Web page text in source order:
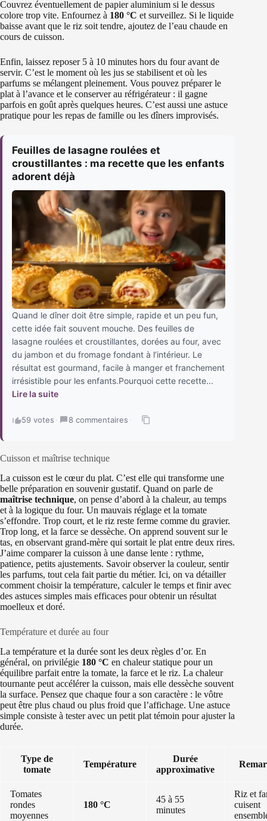
Couvrez éventuellement de papier aluminium si le dessus
colore trop vite. Enfournez à 180 °C et surveillez. Si le liquide
baisse avant que le riz soit tendre, ajoutez de l’eau chaude en
cours de cuisson.
Enfin, laissez reposer 5 à 10 minutes hors du four avant de
servir. C’est le moment où les jus se stabilisent et où les
parfums se mélangent pleinement. Vous pouvez préparer le
plat à l’avance et le conserver au réfrigérateur : il gagne
parfois en goût après quelques heures. C’est aussi une astuce
pratique pour les repas de famille ou les dîners improvisés.
Feuilles de lasagne roulées et
croustillantes : ma recette que les enfants
adorent déjà
Quand le dîner doit être simple, rapide et un peu fun,
cette idée fait souvent mouche. Des feuilles de
lasagne roulées et croustillantes, dorées au four, avec
du jambon et du fromage fondant à l’intérieur. Le
résultat est gourmand, facile à manger et franchement
irrésistible pour les enfants.Pourquoi cette recette...
Lire la suite
59 votes · 8 commentaires ·
Cuisson et maîtrise technique
La cuisson est le cœur du plat. C’est elle qui transforme une
belle préparation en souvenir gustatif. Quand on parle de
maîtrise technique, on pense d’abord à la chaleur, au temps
et à la logique du four. Un mauvais réglage et la tomate
s’effondre. Trop court, et le riz reste ferme comme du gravier.
Trop long, et la farce se dessèche. On apprend souvent sur le
tas, en observant grand-mère qui sortait le plat entre deux rires.
J’aime comparer la cuisson à une danse lente : rythme,
patience, petits ajustements. Savoir observer la couleur, sentir
les parfums, tout cela fait partie du métier. Ici, on va détailler
comment choisir la température, calculer le temps et finir avec
des astuces simples mais efficaces pour obtenir un résultat
moelleux et doré.
Température et durée au four
La température et la durée sont les deux règles d’or. En
général, on privilégie 180 °C en chaleur statique pour un
équilibre parfait entre la tomate, la farce et le riz. La chaleur
tournante peut accélérer la cuisson, mais elle dessèche souvent
la surface. Pensez que chaque four a son caractère : le vôtre
peut être plus chaud ou plus froid que l’affichage. Une astuce
simple consiste à tester avec un petit plat témoin pour ajuster la
durée.
Type de
tomate
Température
Durée
approximative
Tomates
rondes
moyennes
180 °C
45 à 55
minutes
Riz et
cuisent